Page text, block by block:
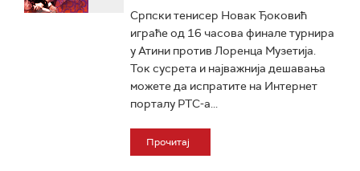
Српски тенисер Новак Ђоковић
играће од 16 часова финале турнира
у Атини против Лоренца Музетија.
Ток сусрета и најважнија дешавања
можете да испратите на Интернет
порталу РТС-а...
Прочитај